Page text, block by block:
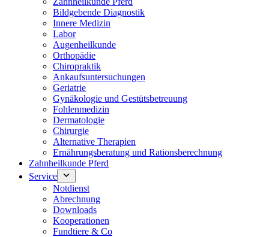
Bildgebende Diagnostik
Innere Medizin
Labor
Augenheilkunde
Orthopädie
Chiropraktik
Ankaufsuntersuchungen
Geriatrie
Gynäkologie und Gestütsbetreuung
Fohlenmedizin
Dermatologie
Chirurgie
Alternative Therapien
Ernährungsberatung und Rationsberechnung
Zahnheilkunde Pferd
Service
Notdienst
Abrechnung
Downloads
Kooperationen
Fundtiere & Co